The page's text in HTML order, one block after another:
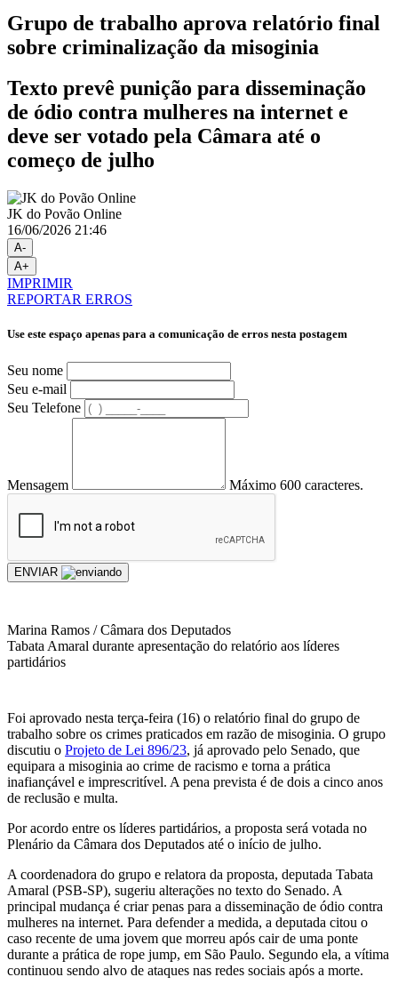
Grupo de trabalho aprova relatório final
sobre criminalização da misoginia
Texto prevê punição para disseminação
de ódio contra mulheres na internet e
deve ser votado pela Câmara até o
começo de julho
JK do Povão Online
16/06/2026 21:46
A-
A+
IMPRIMIR
REPORTAR ERROS
Use este espaço apenas para a comunicação de erros nesta postagem
Seu nome
Seu e-mail
Seu Telefone
Mensagem Máximo 600 caracteres.
ENVIAR
Marina Ramos / Câmara dos Deputados
Tabata Amaral durante apresentação do relatório aos líderes
partidários
Foi aprovado nesta terça-feira (16) o relatório final do grupo de
trabalho sobre os crimes praticados em razão de misoginia. O grupo
discutiu o Projeto de Lei 896/23, já aprovado pelo Senado, que
equipara a misoginia ao crime de racismo e torna a prática
inafiançável e imprescritível. A pena prevista é de dois a cinco anos
de reclusão e multa.
Por acordo entre os líderes partidários, a proposta será votada no
Plenário da Câmara dos Deputados até o início de julho.
A coordenadora do grupo e relatora da proposta, deputada Tabata
Amaral (PSB-SP), sugeriu alterações no texto do Senado. A
principal mudança é criar penas para a disseminação de ódio contra
mulheres na internet. Para defender a medida, a deputada citou o
caso recente de uma jovem que morreu após cair de uma ponte
durante a prática de rope jump, em São Paulo. Segundo ela, a vítima
continuou sendo alvo de ataques nas redes sociais após a morte.